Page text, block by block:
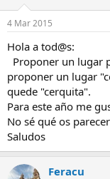
4 Mar 2015
Hola a tod@s:
Proponer un lugar
proponer un lugar
quede "cerquita".
Para este año me
No sé qué os
Saludos
Feracu